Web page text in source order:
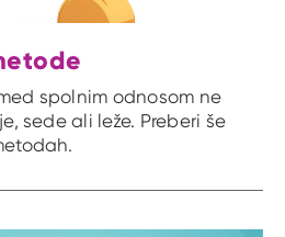
spolnim odnosom ne
sede ali leže. Preberi še